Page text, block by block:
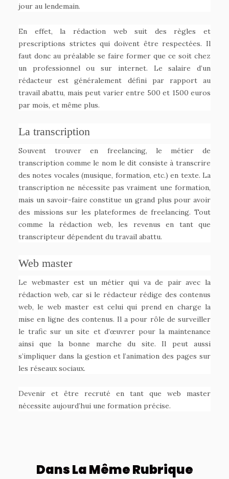
jour au lendemain.
En effet, la rédaction web suit des règles et
prescriptions strictes qui doivent être respectées. Il
faut donc au préalable se faire former que ce soit chez
un professionnel ou sur internet. Le salaire d’un
rédacteur est généralement défini par rapport au
travail abattu, mais peut varier entre 500 et 1500 euros
par mois, et même plus.
La transcription
Souvent trouver en freelancing, le métier de
transcription comme le nom le dit consiste à transcrire
des notes vocales (musique, formation, etc.) en texte. La
transcription ne nécessite pas vraiment une formation,
mais un savoir-faire constitue un grand plus pour avoir
des missions sur les plateformes de freelancing. Tout
comme la rédaction web, les revenus en tant que
transcripteur dépendent du travail abattu.
Web master
Le webmaster est un métier qui va de pair avec la
rédaction web, car si le rédacteur rédige des contenus
web, le web master est celui qui prend en charge la
mise en ligne des contenus. Il a pour rôle de surveiller
le trafic sur un site et d’œuvrer pour la maintenance
ainsi que la bonne marche du site. Il peut aussi
s’impliquer dans la gestion et l’animation des pages sur
les réseaux sociaux.
Devenir et être recruté en tant que web master
nécessite aujourd’hui une formation précise.
Dans La Même Rubrique